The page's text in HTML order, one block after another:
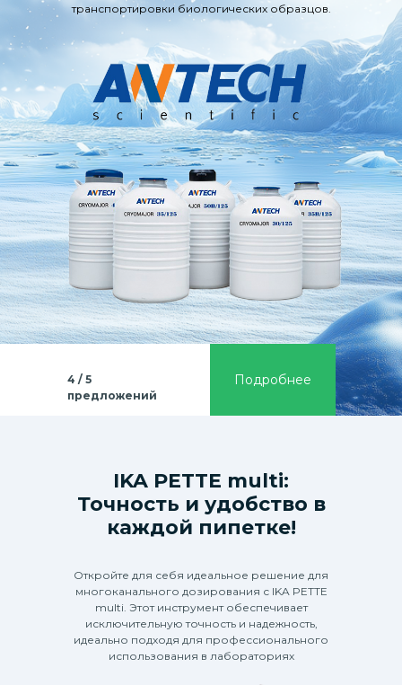
транспортировки биологических образцов.
Подробнее
4 / 5
предложений
IKA PETTE multi:
Точность и удобство в
каждой пипетке!
Откройте для себя идеальное решение для
многоканального дозирования с IKA PETTE
multi. Этот инструмент обеспечивает
исключительную точность и надежность,
идеально подходя для профессионального
использования в лабораториях